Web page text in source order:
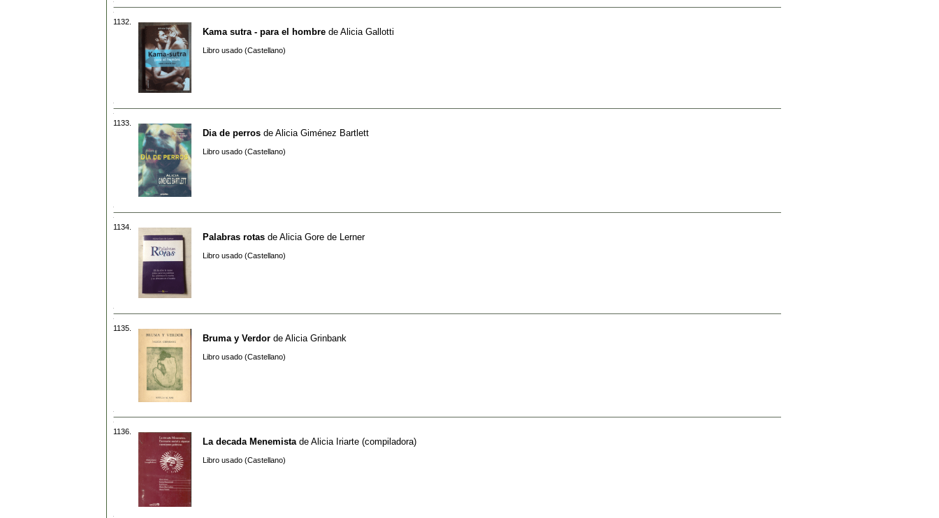
1132.
Kama sutra - para el hombre de Alicia Gallotti
Libro usado (Castellano)
1133.
Dia de perros de Alicia Giménez Bartlett
Libro usado (Castellano)
1134.
Palabras rotas de Alicia Gore de Lerner
Libro usado (Castellano)
1135.
Bruma y Verdor de Alicia Grinbank
Libro usado (Castellano)
1136.
La decada Menemista de Alicia Iriarte (compiladora)
Libro usado (Castellano)